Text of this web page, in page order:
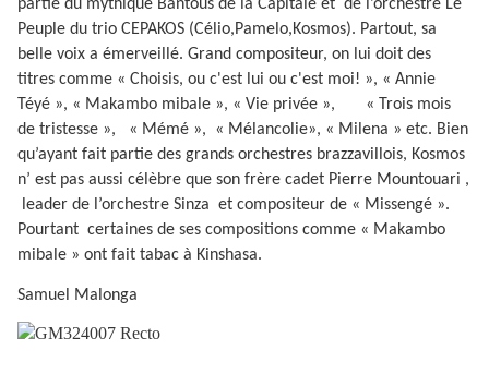
partie du mythique Bantous de la Capitale et de l’orchestre Le
Peuple du trio CEPAKOS (Célio,Pamelo,Kosmos). Partout, sa
belle voix a émerveillé. Grand compositeur, on lui doit des
titres comme « Choisis, ou c'est lui ou c'est moi! », « Annie
Téyé », « Makambo mibale », « Vie privée »,
« Trois mois
de tristesse »,
« Mémé »,
« Mélancolie», « Milena » etc. Bien
qu’ayant fait partie des grands orchestres brazzavillois, Kosmos
n’ est pas aussi célèbre que son frère cadet Pierre Mountouari ,
leader de l’orchestre Sinza et compositeur de « Missengé ».
Pourtant certaines de ses compositions comme « Makambo
mibale » ont fait tabac à Kinshasa.
Samuel Malonga